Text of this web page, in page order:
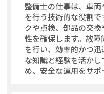
整備士の仕事は、車
を行う技術的な役割
クや点検、部品の交
性を確保します。故
を行い、効率的かつ
な知識と経験を活か
め、安全な運用をサポ